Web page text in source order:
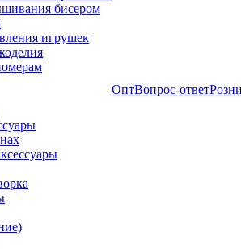
бисером
игрушек
ОптВопрос-ответ